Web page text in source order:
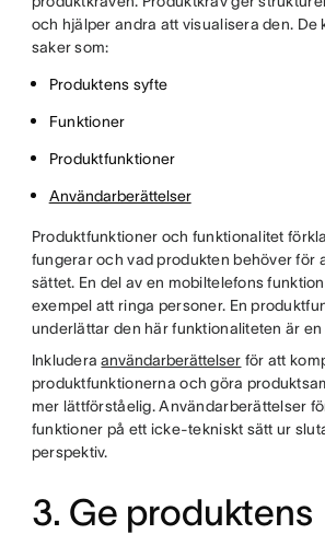
och hjälper andra att visualisera den. De
saker som:
Produktens syfte
Funktioner
Produktfunktioner
Användarberättelser
Produktfunktioner och funktionalitet
fungerar och vad produkten behöver för
sättet. En del av en mobiltelefons
exempel att ringa personer. En
underlättar den här funktionaliteten är
Inkluderaanvändarberättelser för att
produktfunktionerna och göra
mer lättförståelig. Användarberättelser
funktioner på ett icke-tekniskt sätt ur
perspektiv.
3. Ge produktens